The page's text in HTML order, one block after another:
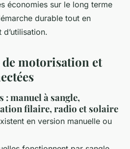
économies sur le long terme
durable tout en
motorisation et
: manuel à sangle,
filaire, radio et solaire
en version manuelle ou